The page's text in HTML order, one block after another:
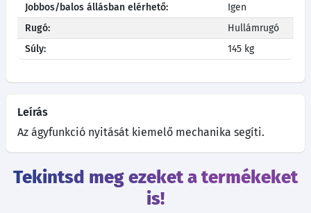
Jobbos/balos állásban elérhető:
Igen
Rugó:
Hullámrugó
Súly:
145 kg
Leírás
Az ágyfunkció nyitását kiemelő mechanika segíti.
Tekintsd meg ezeket a termékeket
is!